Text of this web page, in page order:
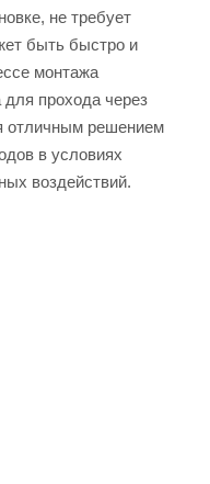
не требует
быть быстро и
монтажа
прохода через
отличным решением
в условиях
воздействий.